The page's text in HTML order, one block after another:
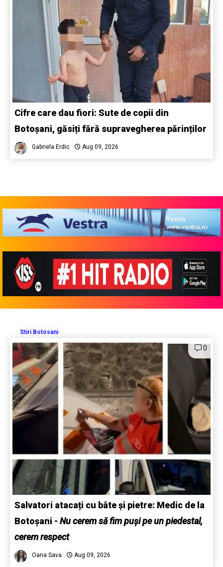
Cifre care dau fiori: Sute de copii din
Botoșani, găsiți fără supravegherea părinților
Gabriela Erdic Aug 09, 2026
Stiri Botosani
0
Salvatori atacați cu bâte și pietre: Medic de la
Botoșani - Nu cerem să fim puși pe un piedestal,
cerem respect
Oana Sava Aug 09, 2026